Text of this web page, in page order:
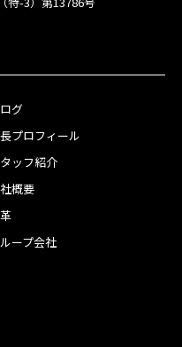
グ
プロフィール
ッフ紹介
概要
ープ会社